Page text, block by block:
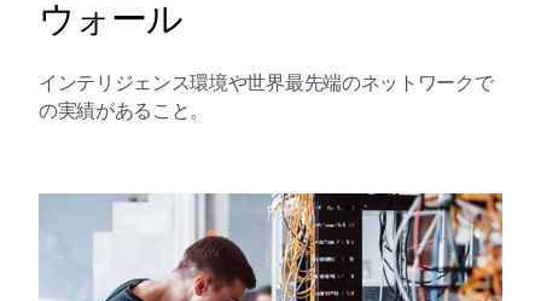
ウォール
インテリジェンス環境や世界最先端のネットワークで
の実績があること。